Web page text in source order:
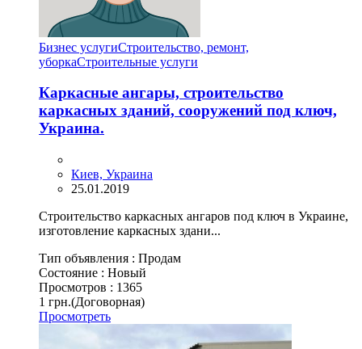
Бизнес услугиСтроительство, ремонт,
уборкаCтроительные услуги
Каркасные ангары, строительство
каркасных зданий, сооружений под ключ,
Украина.
Киев, Украина
25.01.2019
Строительство каркасных ангаров под ключ в Украине,
изготовление каркасных здани...
Тип объявления : Продам
Состояние : Новый
Просмотров : 1365
1 грн.(Договорная)
Просмотреть